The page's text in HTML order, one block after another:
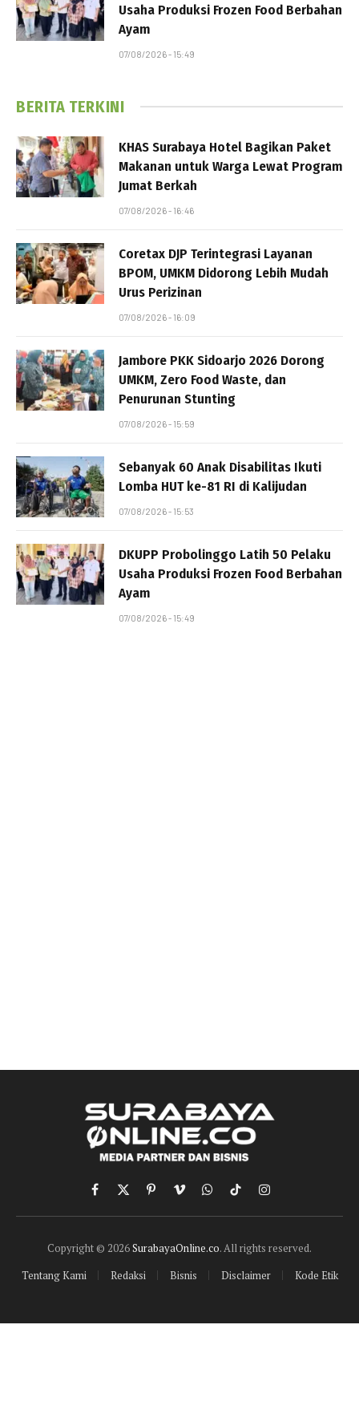
Usaha Produksi Frozen Food Berbahan
Ayam
07/08/2026 - 15:49
BERITA TERKINI
KHAS Surabaya Hotel Bagikan Paket
Makanan untuk Warga Lewat Program
Jumat Berkah
07/08/2026 - 16:46
Coretax DJP Terintegrasi Layanan
BPOM, UMKM Didorong Lebih Mudah
Urus Perizinan
07/08/2026 - 16:09
Jambore PKK Sidoarjo 2026 Dorong
UMKM, Zero Food Waste, dan
Penurunan Stunting
07/08/2026 - 15:59
Sebanyak 60 Anak Disabilitas Ikuti
Lomba HUT ke-81 RI di Kalijudan
07/08/2026 - 15:53
DKUPP Probolinggo Latih 50 Pelaku
Usaha Produksi Frozen Food Berbahan
Ayam
07/08/2026 - 15:49
Facebook
X
(Twitter)
PinterestVimeoWhatsApp
TikTokInstagram
Copyright © 2026SurabayaOnline.co. All rights reserved.
Tentang Kami
Redaksi Bisnis Disclaimer Kode Etik